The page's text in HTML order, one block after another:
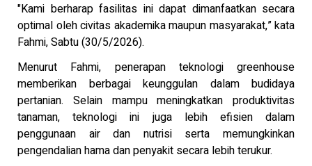
"Kami berharap fasilitas ini dapat dimanfaatkan secara
optimal oleh civitas akademika maupun masyarakat,” kata
Fahmi, Sabtu (30/5/2026).
Menurut Fahmi, penerapan teknologi greenhouse
memberikan berbagai keunggulan dalam budidaya
pertanian. Selain mampu meningkatkan produktivitas
tanaman, teknologi ini juga lebih efisien dalam
penggunaan air dan nutrisi serta memungkinkan
pengendalian hama dan penyakit secara lebih terukur.